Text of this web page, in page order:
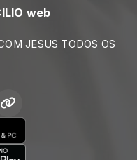
web
JESUS TODOS OS